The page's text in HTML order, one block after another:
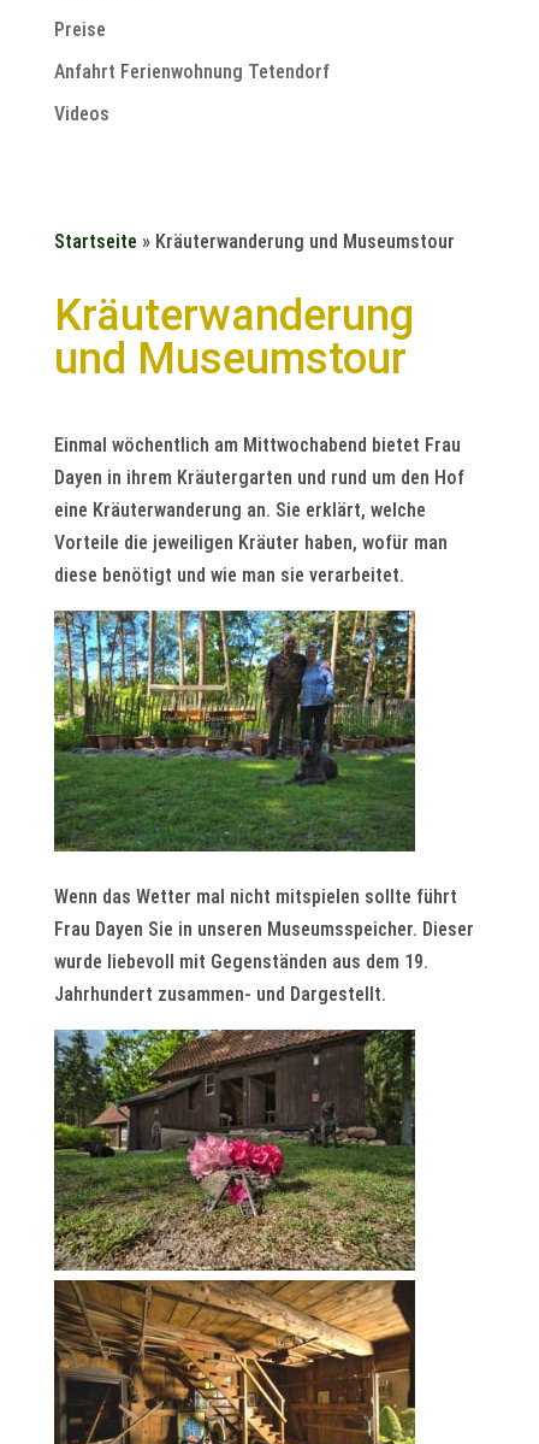
Preise
Anfahrt Ferienwohnung Tetendorf
Videos
Startseite » Kräuterwanderung und Museumstour
Kräuterwanderung
und Museumstour
Einmal wöchentlich am Mittwochabend bietet Frau
Dayen in ihrem Kräutergarten und rund um den Hof
eine Kräuterwanderung an. Sie erklärt, welche
Vorteile die jeweiligen Kräuter haben, wofür man
diese benötigt und wie man sie verarbeitet.
Wenn das Wetter mal nicht mitspielen sollte führt
Frau Dayen Sie in unseren Museumsspeicher. Dieser
wurde liebevoll mit Gegenständen aus dem 19.
Jahrhundert zusammen- und Dargestellt.